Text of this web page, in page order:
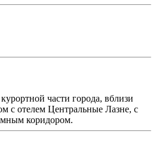
части города, вблизи
с отелем Центральные Лазне, с
коридором.